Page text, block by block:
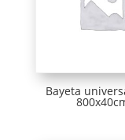
Bayeta